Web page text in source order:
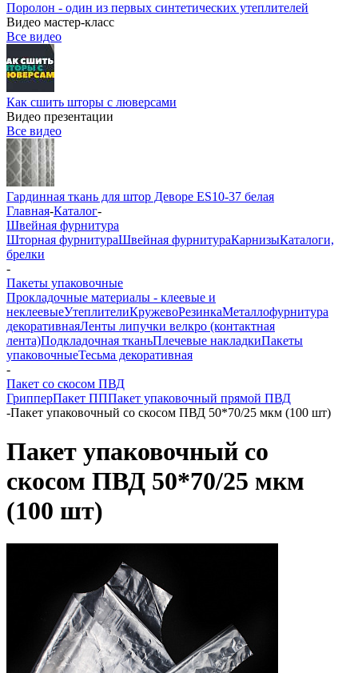
Поролон - один из первых синтетических утеплителей
Видео мастер-класс
Все видео
Как сшить шторы с люверсами
Видео презентации
Все видео
Гардинная ткань для штор Деворе ES10-37 белая
Главная-Каталог-
Швейная фурнитура
Шторная фурнитураШвейная фурнитураКарнизыКаталоги,
брелки
-
Пакеты упаковочные
Прокладочные материалы - клеевые и
неклеевыеУтеплителиКружевоРезинкаМеталлофурнитура
декоративнаяЛенты липучки велкро (контактная
лента)Подкладочная тканьПлечевые накладкиПакеты
упаковочныеТесьма декоративная
-
Пакет со скосом ПВД
ГрипперПакет ПППакет упаковочный прямой ПВД
-Пакет упаковочный со скосом ПВД 50*70/25 мкм (100 шт)
Пакет упаковочный со
скосом ПВД 50*70/25 мкм
(100 шт)